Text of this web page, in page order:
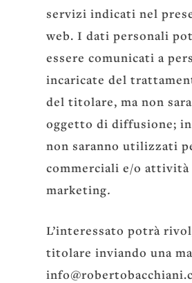
servizi indicati nel
web. I dati personali
essere comunicati a
incaricate del
del titolare, ma non
oggetto di diffusione;
non saranno utilizzati
commerciali e/o attività
marketing.
L’interessato potrà
titolare inviando una